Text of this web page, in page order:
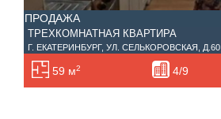
Материал дома
ПРОДАЖА
ТРЕХКОМНАТНАЯ КВАРТИРА
Г. ЕКАТЕРИНБУРГ, УЛ. СЕЛЬКОРОВСКАЯ, Д.60
59 м2 4/9